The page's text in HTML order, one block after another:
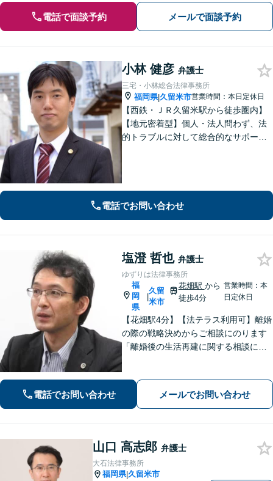
電話で面談予約 メールで面談予約
小林 健彦 弁護士
三宅・小林総合法律事務所
福岡県|久留米市営業時間：本日定休日
【西鉄・ＪＲ久留米駅から徒歩圏内】
【地元密着型】個人・法人問わず、法
的トラブルに対して総合的なサポート
電話でお問い合わせ
塩澄 哲也 弁護士
ゆずりは法律事務所
福
岡
県
|
久留
米市
花畑駅 から
徒歩4分
営業時間：本
日定休日
【花畑駅4分】【法テラス利用可】離婚
の際の戦略決めからご相談にのります
「離婚後の生活再建に関する相談に対
や立ち退き・明け渡しなどの賃貸トラ
ブル」【顧問契約可】
電話でお問い合わせ メールでお問い合わせ
山口 高志郎 弁護士
大石法律事務所
福岡県|久留米市